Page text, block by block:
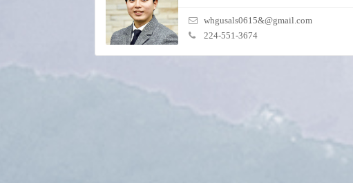
whgusals0615&@gmail.com
224-551-3674